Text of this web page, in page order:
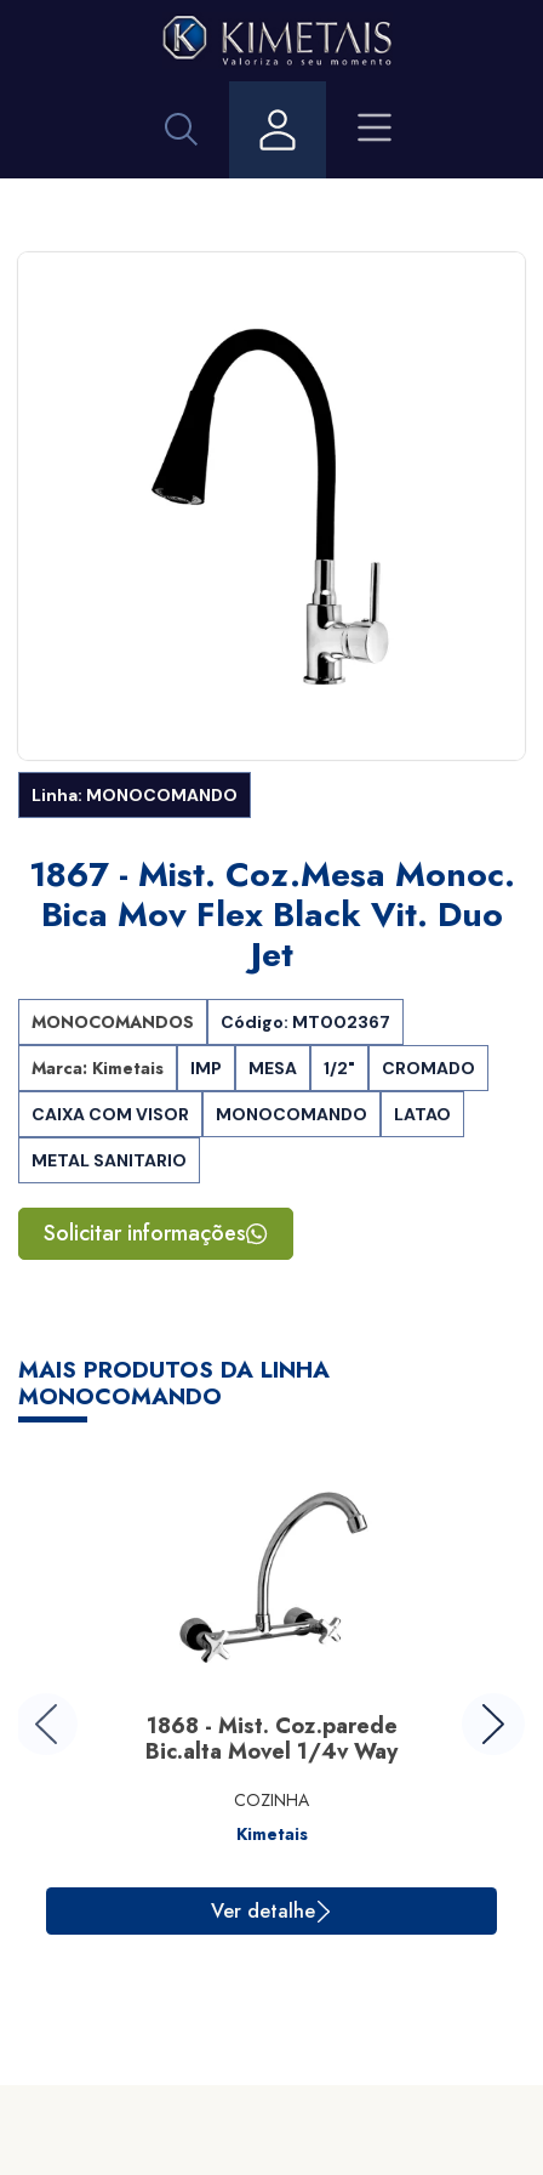
Linha: MONOCOMANDO
1867 - Mist. Coz.mesa Monoc.
Bica Mov Flex Black Vit. Duo
Jet
MONOCOMANDOS Código: MT002367
Marca: Kimetais IMP MESA 1/2" CROMADO
CAIXA COM VISOR MONOCOMANDO LATAO
METAL SANITARIO
Solicitar informações
MAIS PRODUTOS DA LINHA
MONOCOMANDO
1868 - Mist. Coz.parede
Bic.alta Movel 1/4v Way
COZINHA
Kimetais